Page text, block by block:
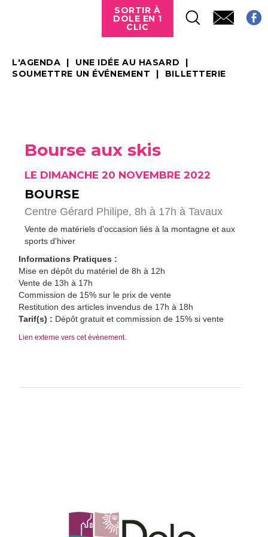
SORTIR À
DOLE EN 1
CLIC
L'AGENDA
UNE IDÉE AU HASARD
SOUMETTRE UN ÉVÉNEMENT
BILLETTERIE
Bourse aux skis
LE DIMANCHE 20 NOVEMBRE 2022
BOURSE
Centre Gérard Philipe, 8h à 17h à Tavaux
Vente de matériels d'occasion liés à la montagne et aux
sports d'hiver
Informations Pratiques :
Mise en dépôt du matériel de 8h à 12h
Vente de 13h à 17h
Commission de 15% sur le prix de vente
Restitution des articles invendus de 17h à 18h
Tarif(s) : Dépôt gratuit et commission de 15% si vente
Lien externe vers cet évènement.